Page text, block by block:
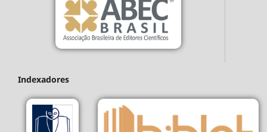
Indexadores